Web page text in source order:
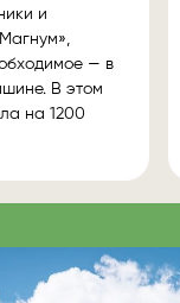
и
— в
В этом
на 1200